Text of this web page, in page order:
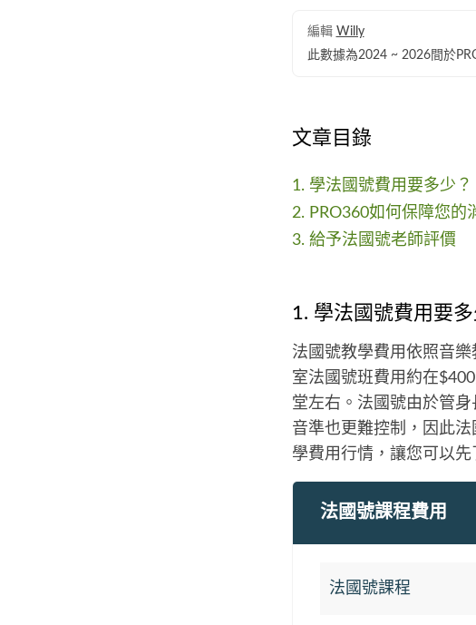
編輯 Willy
此數據為2024 ~ 2026間於
文章目錄
1. 學法國號費用要多少？
2. PRO360如何保障您的
3. 給予法國號老師評價
1. 學法國號費用要多
法國號教學費用依照音
室法國號班費用約在
堂左右。法國號由於管
音準也更難控制，因此
學費用行情，讓您可以
法國號課程費用
法國號課程